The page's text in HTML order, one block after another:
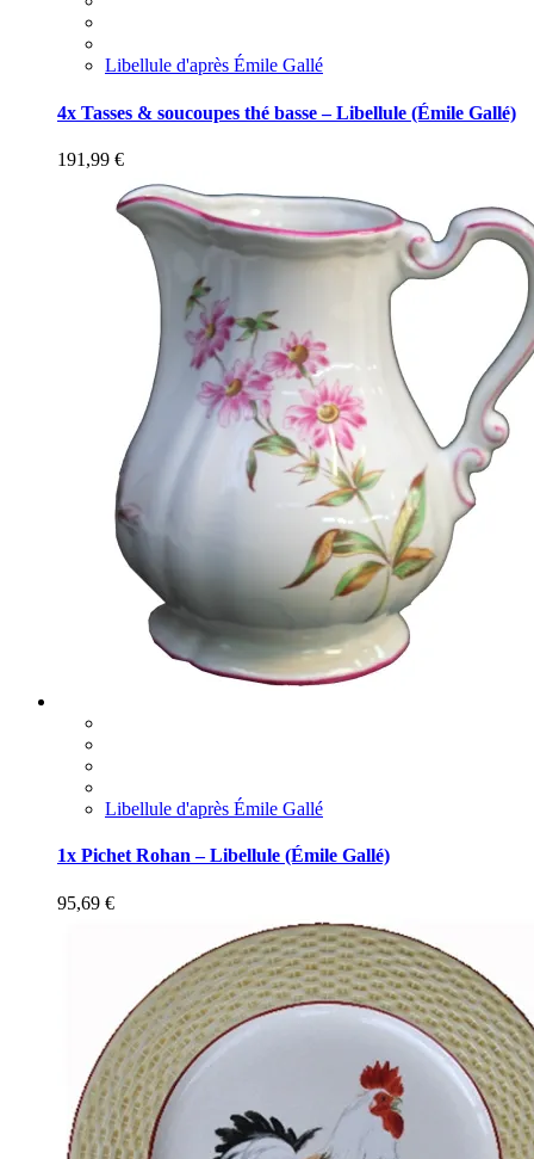
Libellule d'après Émile Gallé
4x Tasses & soucoupes thé basse – Libellule (Émile Gallé)
191,99 €
Libellule d'après Émile Gallé
1x Pichet Rohan – Libellule (Émile Gallé)
95,69 €